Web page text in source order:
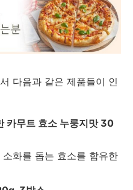
다음과 같은 제품들이 인
카무트 효소 누룽지맛 30
소화를 돕는 효소를 함유한